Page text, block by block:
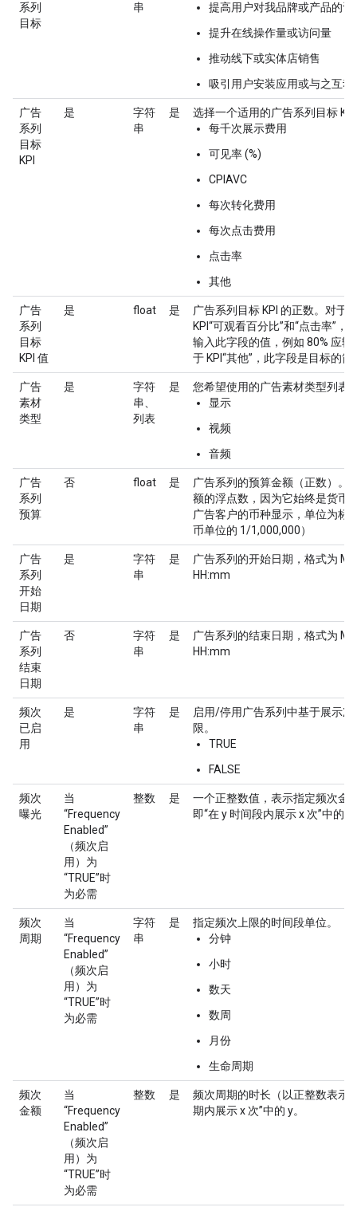
系列
目标
串
提高用户对我品牌或产品的认
提升在线操作量或访问量
推动线下或实体店销售
吸引用户安装应用或与之互动
广告
系列
目标
KPI
是
字符
串
是
选择一个适用的广告系列目标
每千次展示费用
可见率 (%)
CPIAVC
每次转化费用
每次点击费用
点击率
其他
广告
系列
目标
KPI 值
是 float 是
广告系列目标 KPI 的正数。对于
KPI“可观看百分比”和“点击率”，
输入此字段的值，例如 80% 应输
于 KPI“其他”，此字段是目标的
广告
素材
类型
是
字符
串、
列表
是
您希望使用的广告素材类型列表
显示
视频
音频
广告
系列
预算
否 float 是
广告系列的预算金额（正数）。
额的浮点数，因为它始终是货币
广告客户的币种显示，单位为标
币单位的 1/1,000,000）
广告
系列
开始
日期
是
字符
串
是
广告系列的开始日期，格式为
HH:mm
广告
系列
结束
日期
否
字符
串
是
广告系列的结束日期，格式为
HH:mm
频次
已启
用
是
字符
串
是
启用/停用广告系列中基于展示次
限。
TRUE
FALSE
频次
曝光
当
“Frequency
Enabled”
（频次启
用）为
“TRUE”时
为必需
整数 是
一个正整数值，表示指定频次金
即“在 y 时间段内展示 x 次”中的 x
频次
周期
当
“Frequency
Enabled”
（频次启
用）为
“TRUE”时
为必需
字符
串
是
指定频次上限的时间段单位。
分钟
小时
数天
数周
月份
生命周期
频次
金额
当
“Frequency
Enabled”
（频次启
用）为
“TRUE”时
为必需
整数 是
频次周期的时长（以正整数表示
期内展示 x 次”中的 y。